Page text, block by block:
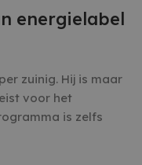
energielabel
zuinig. Hij is maar
voor het
is zelfs